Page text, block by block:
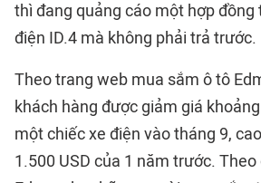
thì đang quảng cáo một hợp đồng
điện ID.4 mà không phải trả trước.
Theo trang web mua sắm ô tô
khách hàng được giảm giá
một chiếc xe điện vào tháng 9,
1.500 USD của 1 năm trước.